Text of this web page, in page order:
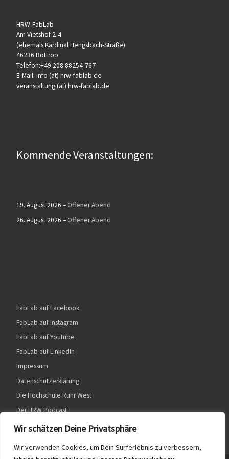
Wir schätzen Deine Privatsphäre
Wir verwenden Cookies, um Dein Surferlebnis zu verbessern,
HRW-FabLab
Am Vietshof 2-4
(ehemals Kardinal Hengsbach-Straße)
46236 Bottrop
Telefon:+49 208 88254-767
E-Mail: info (at) hrw-fablab.de
veranstaltung (at) hrw-fablab.de
Kommende Veranstaltungen:
19. August 2026 – Offener Abend
26. August 2026 – Offener Abend
FabLab auf Facebook
FabLab auf Instagram
FabLab auf Youtube
FabLab auf LinkedIn
Impressum
Datenschutzerklärung
Die Hochschule Ruhr West
Der HRW Podcast